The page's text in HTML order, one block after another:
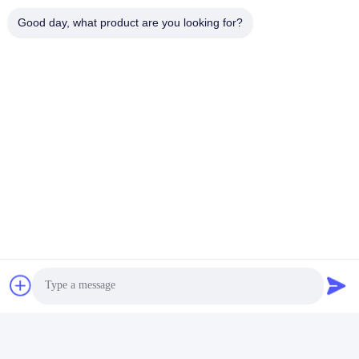
Nuestra dirección
Política de privacidad
Good day, what product are you looking for?